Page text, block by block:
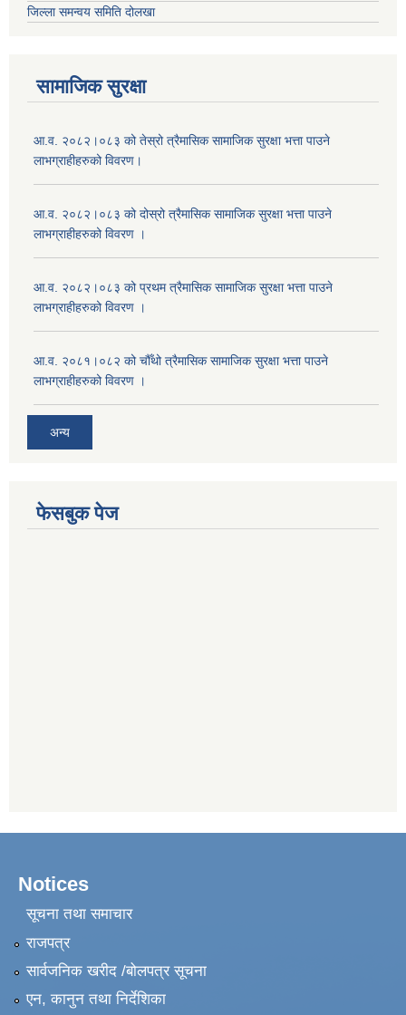
जिल्ला समन्वय समिति दोलखा
सामाजिक सुरक्षा
आ.व. २०८२।०८३ को तेस्रो त्रैमासिक सामाजिक सुरक्षा भत्ता पाउने
लाभग्राहीहरुको विवरण।
आ.व. २०८२।०८३ को दोस्रो त्रैमासिक सामाजिक सुरक्षा भत्ता पाउने
लाभग्राहीहरुको विवरण ।
आ.व. २०८२।०८३ को प्रथम त्रैमासिक सामाजिक सुरक्षा भत्ता पाउने
लाभग्राहीहरुको विवरण ।
आ.व. २०८१।०८२ को चौँथो त्रैमासिक सामाजिक सुरक्षा भत्ता पाउने
लाभग्राहीहरुको विवरण ।
अन्य
फेसबुक पेज
Notices
सूचना तथा समाचार
राजपत्र
सार्वजनिक खरीद /बोलपत्र सूचना
एन, कानुन तथा निर्देशिका